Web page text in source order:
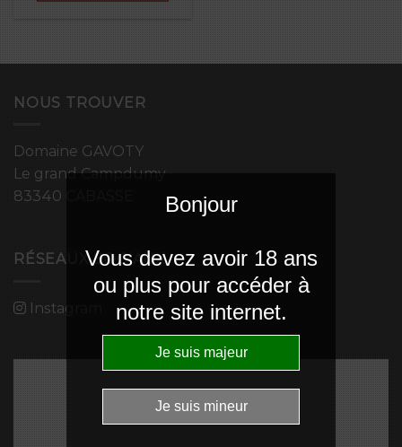
NOUS TROUVER
Domaine GAVOTY
Le grand Campdumy
83340 CABASSE
RÉSEAUX SOCIAUX
Instagram
Bonjour
Vous devez avoir 18 ans
ou plus pour accéder à
notre site internet.